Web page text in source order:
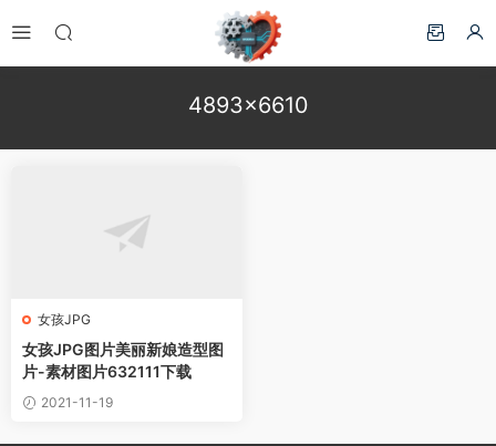
4893×6610
女孩JPG
女孩JPG图片美丽新娘造型图
片-素材图片632111下载
2021-11-19